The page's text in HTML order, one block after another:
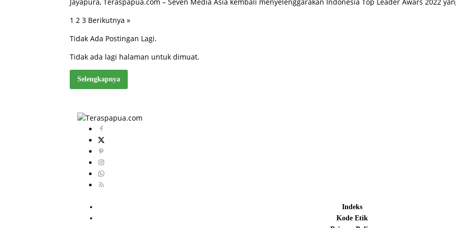
Jayapura, Teraspapua.com – Seven Media Asia kembali menyelenggarakan Indonesia Top Leader Awars 2022
Paginasi
pos
1 2 3 Berikutnya »
Tidak Ada Postingan Lagi.
Tidak ada lagi halaman untuk dimuat.
Selengkapnya
Indeks
Kode Etik